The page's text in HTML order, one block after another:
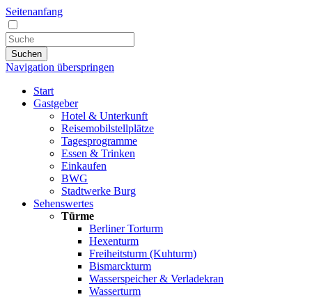
Seitenanfang
Suchen
Navigation überspringen
Start
Gastgeber
Hotel & Unterkunft
Reisemobilstellplätze
Tagesprogramme
Essen & Trinken
Einkaufen
BWG
Stadtwerke Burg
Sehenswertes
Türme
Berliner Torturm
Hexenturm
Freiheitsturm (Kuhturm)
Bismarckturm
Wasserspeicher & Verladekran
Wasserturm